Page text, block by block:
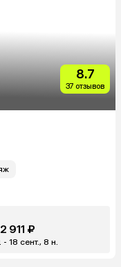
8.7
37 отзывов
911 ₽
- 18 сент., 8 н.